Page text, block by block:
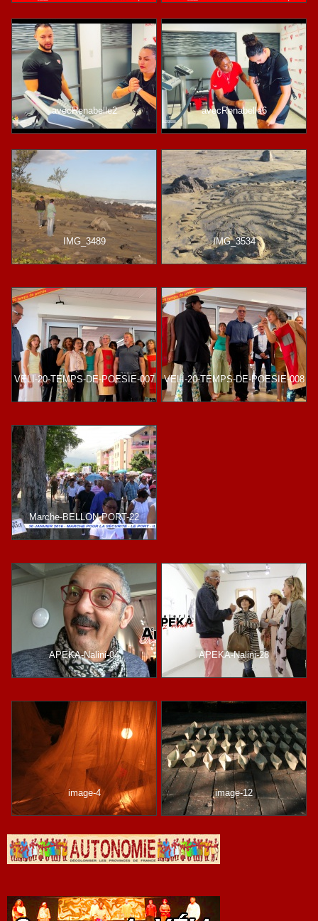
avecRenabelle2 avecRenabelle6
IMG_3489 IMG_3534
VELI-20-TEMPS-DE-POESIE-007 VELI-20-TEMPS-DE-POESIE-008
Marche-BELLON-PORT-22
APEKA-Nalini-04 APEKA-Nalini-28
image-4 image-12